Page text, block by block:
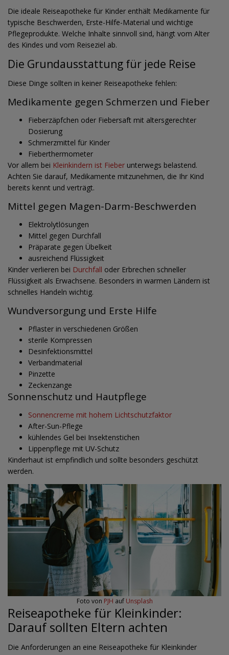
Die ideale Reiseapotheke für Kinder enthält Medikamente für
typische Beschwerden, Erste-Hilfe-Material und wichtige
Pflegeprodukte. Welche Inhalte sinnvoll sind, hängt vom Alter
des Kindes und vom Reiseziel ab.
Die Grundausstattung für jede Reise
Diese Dinge sollten in keiner Reiseapotheke fehlen:
Medikamente gegen Schmerzen und Fieber
Fieberzäpfchen oder Fiebersaft mit altersgerechter
Dosierung
Schmerzmittel für Kinder
Fieberthermometer
Vor allem bei Kleinkindern ist Fieber unterwegs belastend.
Achten Sie darauf, Medikamente mitzunehmen, die Ihr Kind
bereits kennt und verträgt.
Mittel gegen Magen-Darm-Beschwerden
Elektrolytlösungen
Mittel gegen Durchfall
Präparate gegen Übelkeit
ausreichend Flüssigkeit
Kinder verlieren bei Durchfall oder Erbrechen schneller
Flüssigkeit als Erwachsene. Besonders in warmen Ländern ist
schnelles Handeln wichtig.
Wundversorgung und Erste Hilfe
Pflaster in verschiedenen Größen
sterile Kompressen
Desinfektionsmittel
Verbandmaterial
Pinzette
Zeckenzange
Sonnenschutz und Hautpflege
Sonnencreme mit hohem Lichtschutzfaktor
After-Sun-Pflege
kühlendes Gel bei Insektenstichen
Lippenpflege mit UV-Schutz
Kinderhaut ist empfindlich und sollte besonders geschützt
werden.
Foto von PJH auf Unsplash
Reiseapotheke für Kleinkinder:
Darauf sollten Eltern achten
Die Anforderungen an eine Reiseapotheke für Kleinkinder